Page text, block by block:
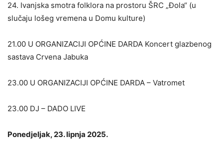
24. Ivanjska smotra folklora na prostoru ŠRC „Đola“ (u
slučaju lošeg vremena u Domu kulture)
21.00 U ORGANIZACIJI OPĆINE DARDA Koncert glazbenog
sastava Crvena Jabuka
23.00 U ORGANIZACIJI OPĆINE DARDA – Vatromet
23.00 DJ – DADO LIVE
Ponedjeljak, 23. lipnja 2025.